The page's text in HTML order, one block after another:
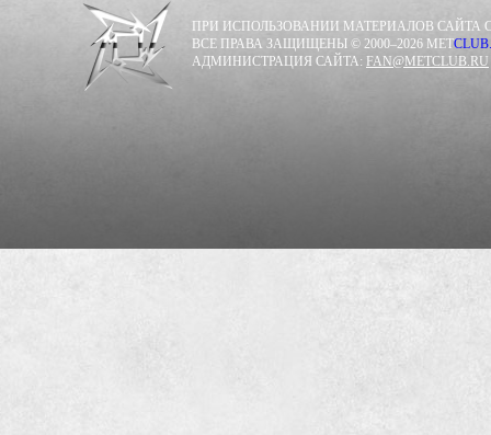
ПРИ ИСПОЛЬЗОВАНИИ МАТЕРИАЛОВ САЙТА
ВСЕ ПРАВА ЗАЩИЩЕНЫ © 2000–2026 METCLUB.
АДМИНИСТРАЦИЯ САЙТА: FAN@METCLUB.RU